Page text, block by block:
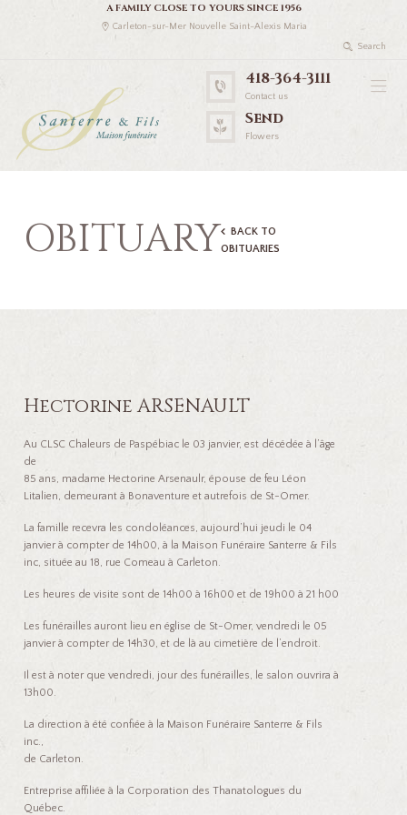
A FAMILY CLOSE TO YOURS SINCE 1956
Carleton-sur-Mer Nouvelle Saint-Alexis Maria
418-364-3111
Contact us
Send
Flowers
OBITUARY
BACK TO
OBITUARIES
Hectorine ARSENAULT
Au CLSC Chaleurs de Paspébiac le 03 janvier, est décédée à l’âge
de
85 ans, madame Hectorine Arsenaulr, épouse de feu Léon
Litalien, demeurant à Bonaventure et autrefois de St-Omer.
La famille recevra les condoléances, aujourd’hui jeudi le 04
janvier à compter de 14h00, à la Maison Funéraire Santerre & Fils
inc, située au 18, rue Comeau à Carleton.
Les heures de visite sont de 14h00 à 16h00 et de 19h00 à 21 h00
Les funérailles auront lieu en église de St-Omer, vendredi le 05
janvier à compter de 14h30, et de là au cimetière de l’endroit.
Il est à noter que vendredi, jour des funérailles, le salon ouvrira à
13h00.
La direction à été confiée à la Maison Funéraire Santerre & Fils
inc.,
de Carleton.
Entreprise affiliée à la Corporation des Thanatologues du
Québec.